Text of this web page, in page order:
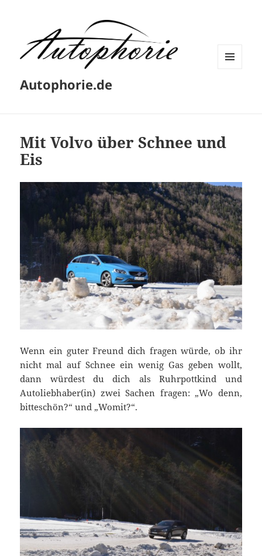
Autophorie.de
Mit Volvo über Schnee und
Eis
Wenn ein guter Freund dich fragen würde, ob ihr
nicht mal auf Schnee ein wenig Gas geben wollt,
dann würdest du dich als Ruhrpottkind und
Autoliebhaber(in) zwei Sachen fragen: „Wo denn,
bitteschön?“ und „Womit?“.